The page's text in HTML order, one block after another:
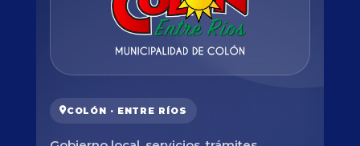
COLÓN · ENTRE RÍOS